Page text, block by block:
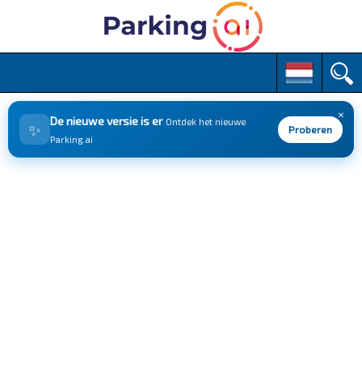
M
m
e
i
×
✨ De nieuwe versie is er Ontdek het nieuwe
Parking.ai
Proberen